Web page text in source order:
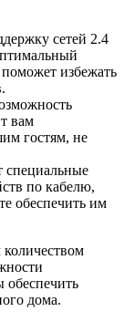
сетей 2.4
поможет избежать
вам
гостям, не
специальные
по кабелю,
обеспечить им
обеспечить
дома.